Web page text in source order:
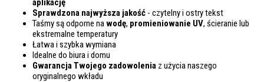
aplikację
Sprawdzona najwyższa jakość - czytelny i ostry tekst
Taśmy są odporne nawodę, promieniowanie UV, ścieranie lub
ekstremalne temperatury
Łatwa i szybka wymiana
Idealne do biura i domu
Gwarancja Twojego zadowolenia z użycia naszego
oryginalnego wkładu